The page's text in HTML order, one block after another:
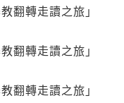
翻轉走讀之旅」
翻轉走讀之旅」
翻轉走讀之旅」